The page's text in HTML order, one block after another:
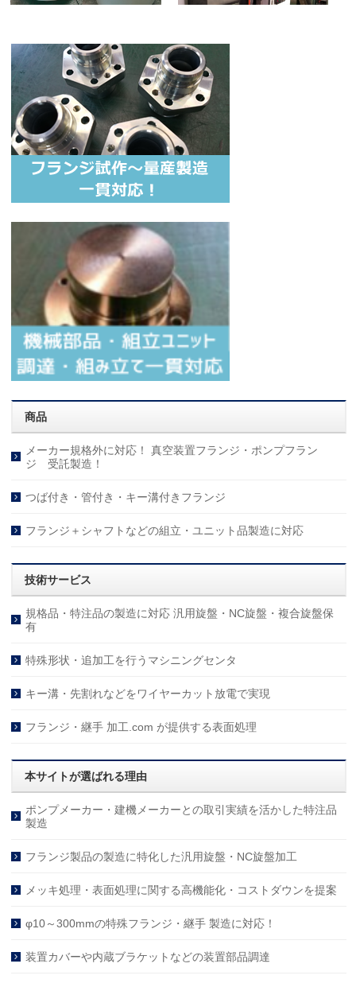
商品
メーカー規格外に対応！ 真空装置フランジ・ポンプフラン
ジ 受託製造！
つば付き・管付き・キー溝付きフランジ
フランジ＋シャフトなどの組立・ユニット品製造に対応
技術サービス
規格品・特注品の製造に対応 汎用旋盤・NC旋盤・複合旋盤保
有
特殊形状・追加工を行うマシニングセンタ
キー溝・先割れなどをワイヤーカット放電で実現
フランジ・継手 加工.com が提供する表面処理
本サイトが選ばれる理由
ポンプメーカー・建機メーカーとの取引実績を活かした特注品
製造
フランジ製品の製造に特化した汎用旋盤・NC旋盤加工
メッキ処理・表面処理に関する高機能化・コストダウンを提案
φ10～300mmの特殊フランジ・継手 製造に対応！
装置カバーや内蔵ブラケットなどの装置部品調達